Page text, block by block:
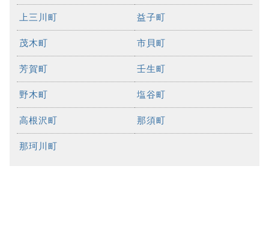
上三川町 益子町
茂木町 市貝町
芳賀町 壬生町
野木町 塩谷町
高根沢町 那須町
那珂川町